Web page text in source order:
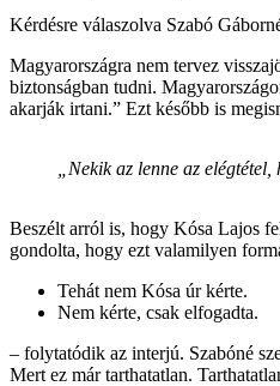
Kérdésre válaszolva Szabó
Magyarországra nem tervez
biztonságban tudni.
akarják irtani.” Ezt később is
„Nekik az lenne az
Beszélt arról is, hogy Kósa Lajos
gondolta, hogy ezt valamilyen
Tehát nem Kósa úr kérte.
Nem kérte, csak elfogadta.
– folytatódik az interjú. Szabóné
Mert ez már tarthatatlan.